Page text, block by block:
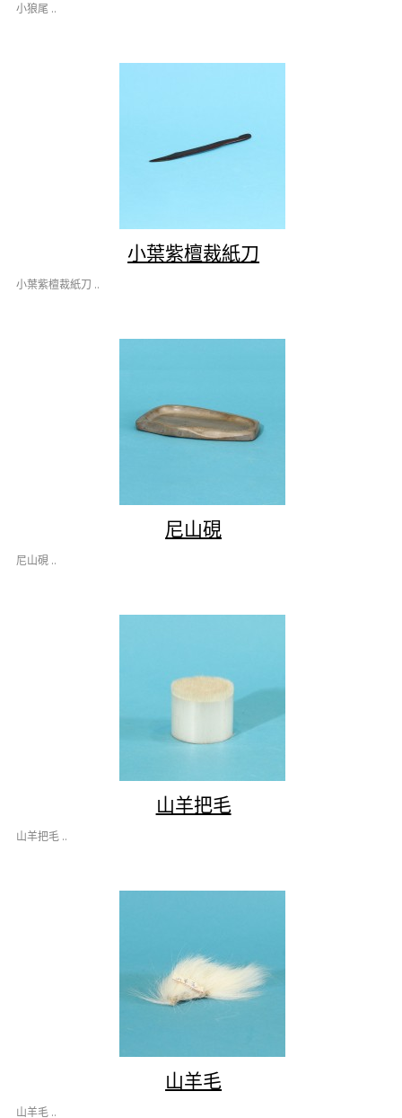
小狼尾 ..
小葉紫檀裁紙刀
小葉紫檀裁紙刀 ..
尼山硯
尼山硯 ..
山羊把毛
山羊把毛 ..
山羊毛
山羊毛 ..